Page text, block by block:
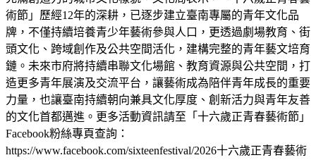
術節」歷經12年的深耕，已逐步建立臺南專屬的青年文化品
牌，不僅持續培養青少年藝術參與人口，更透過劇場教育、街
頭文化、跨域創作及公共空間活化，建構完整的青年藝文培育
鏈。未來市府將持續串聯文化場館、教育資源與公共空間，打
造更多青年展演及交流平台，讓藝術成為陪伴青年成長的重要
力量，也讓臺南持續朝向兼具文化厚度、創新活力與青年友善
的文化首都邁進。更多活動資訊請至「十六歲正青春藝術節」
Facebook粉絲專頁查詢：
https://www.facebook.com/sixteenfestival/2026十六歲正青春藝術